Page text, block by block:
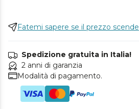
Fatemi sapere se il prezzo scende
Spedizione gratuita in Italia!
2 anni di garanzia
Modalità di pagamento.